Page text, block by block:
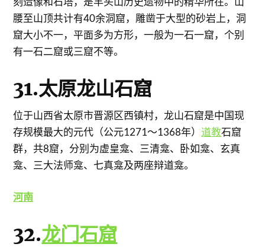
腰至山顶共计有40余洞窟，雕凿于大型的砂岩上，洞
窟大小不一，平面多为方形，一般为一石一窟，个别
有一石二窟或三窟不等。
31.太原龙山石窟
位于山西省太原市晋源区西镇村，龙山石窟是中国现
存规模最大的元代（公元1271～1368年）道教石窟
群，共8窟，分别为虚皇龛、三清龛、卧如龛、玄真
龛、三大法师龛、七真龛及两座辩道龛。
河南
32.龙门石窟